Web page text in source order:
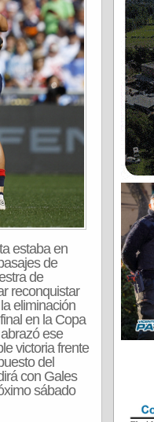
estaba en
de
de
reconquistar
eliminación
en la Copa
ese
victoria frente
del
con Gales
sábado